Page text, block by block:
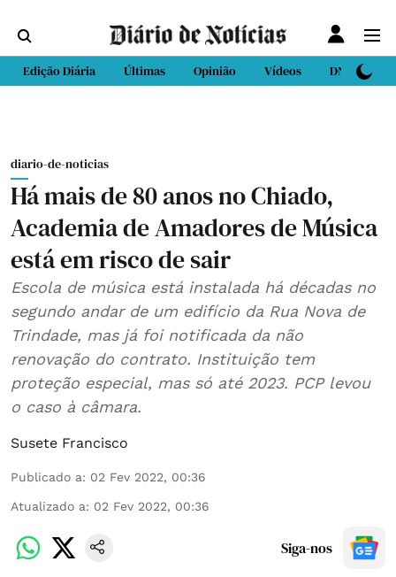
Edição Diária Últimas Opinião Vídeos DN Sport
diario-de-noticias
Há mais de 80 anos no Chiado,
Academia de Amadores de Música
está em risco de sair
Escola de música está instalada há décadas no
segundo andar de um edifício da Rua Nova de
Trindade, mas já foi notificada da não
renovação do contrato. Instituição tem
proteção especial, mas só até 2023. PCP levou
o caso à câmara.
Susete Francisco
Publicado a: 02 Fev 2022, 00:36
Atualizado a: 02 Fev 2022, 00:36
Siga-nos